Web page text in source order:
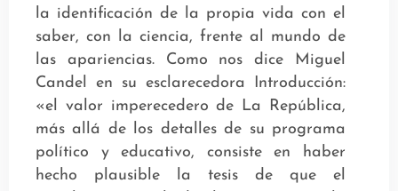
la identificación de la propia vida con el
saber, con la ciencia, frente al mundo de
las apariencias. Como nos dice Miguel
Candel en su esclarecedora Introducción:
«el valor imperecedero de La República,
más allá de los detalles de su programa
político y educativo, consiste en haber
hecho plausible la tesis de que el